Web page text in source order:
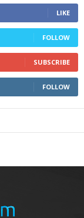
LIKE
FOLLOW
SUBSCRIBE
FOLLOW